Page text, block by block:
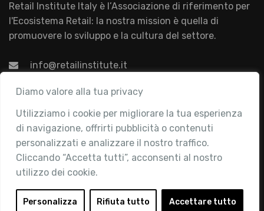
Diamo valore alla tua privacy
Utilizziamo i cookie per migliorare la tua esperienza
di navigazione, offrirti pubblicità o contenuti
personalizzati e analizzare il nostro traffico.
Cliccando “Accetta tutti”, acconsenti al nostro
utilizzo dei cookie.
Personalizza Rifiuta tutto Accettare tutto
Retail Institute Italy è l’Associazione di riferimento per
l'Ecosistema Retail: la nostra mission è quella di
promuovere lo sviluppo e la cultura del settore.
info@retailinstitute.it
Associazione
Chi siamo
Attività
Contatti
Area Riservata
Login